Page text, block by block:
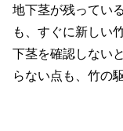
地下茎が残ってい
も、すぐに新しい
下茎を確認しない
らない点も、竹の